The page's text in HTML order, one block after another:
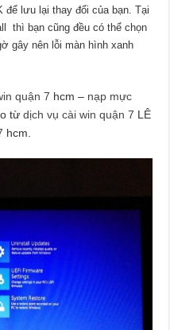
lưu lại thay đổi của bạn. Tại
thì bạn cũng đều có thể chọn
gây nên lỗi màn hình xanh
quận 7 hcm – nạp mực
từdịch vụ cài win quận 7 LÊ
hcm.